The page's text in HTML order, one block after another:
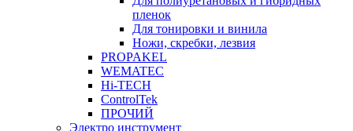
пленок
Для тонировки и винила
Ножи, скребки, лезвия
PROPAKEL
WEMATEC
Hi-TECH
ControlTek
ПРОЧИЙ
Электро инструмент